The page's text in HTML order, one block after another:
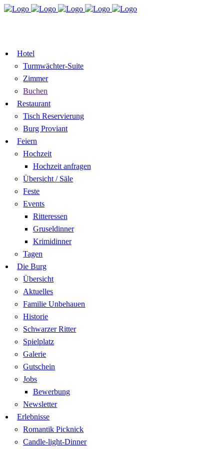
Hotel
Turmwächter-Suite
Zimmer
Buchen
Restaurant
Tisch Reservierung
Burg Proviant
Feiern
Hochzeit
Hochzeit anfragen
Übersicht / Säle
Feste
Events
Ritteressen
Gruseldinner
Krimidinner
Tagen
Die Burg
Übersicht
Aktuelles
Familie Unbehauen
Historie
Schwarzer Ritter
Spielplatz
Galerie
Gutschein
Jobs
Bewerbung
Newsletter
Erlebnisse
Romantik Picknick
Candle-light-Dinner